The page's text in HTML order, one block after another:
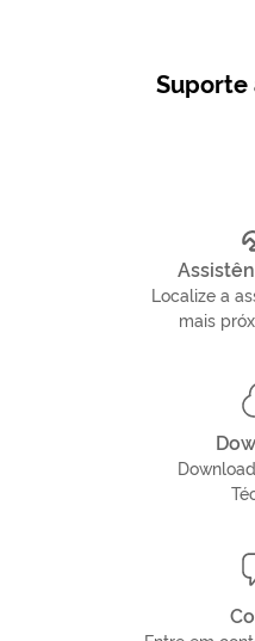
Suporte
Localize a
mais